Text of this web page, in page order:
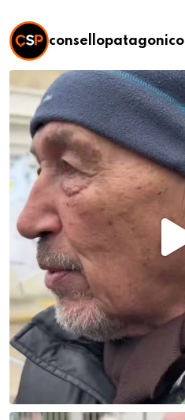
consellopatagonico